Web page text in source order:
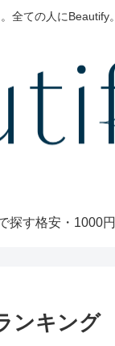
全ての人にBeautify。
探す
ンキング